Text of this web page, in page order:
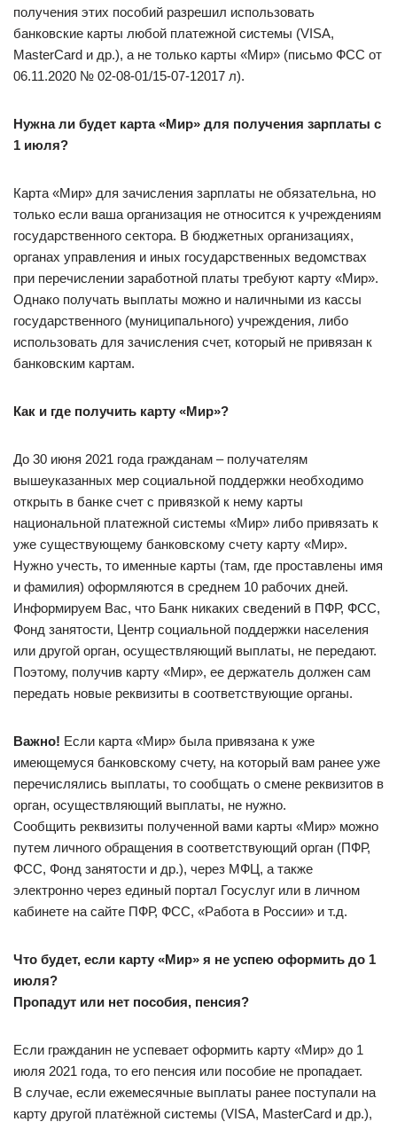
получения этих пособий разрешил использовать
банковские карты любой платежной системы (VISA,
MasterCard и др.), а не только карты «Мир» (письмо ФСС от
06.11.2020 № 02-08-01/15-07-12017 л).
Нужна ли будет карта «Мир» для получения зарплаты с
1 июля?
Карта «Мир» для зачисления зарплаты не обязательна, но
только если ваша организация не относится к учреждениям
государственного сектора. В бюджетных организациях,
органах управления и иных государственных ведомствах
при перечислении заработной платы требуют карту «Мир».
Однако получать выплаты можно и наличными из кассы
государственного (муниципального) учреждения, либо
использовать для зачисления счет, который не привязан к
банковским картам.
Как и где получить карту «Мир»?
До 30 июня 2021 года гражданам – получателям
вышеуказанных мер социальной поддержки необходимо
открыть в банке счет с привязкой к нему карты
национальной платежной системы «Мир» либо привязать к
уже существующему банковскому счету карту «Мир».
Нужно учесть, то именные карты (там, где проставлены имя
и фамилия) оформляются в среднем 10 рабочих дней.
Информируем Вас, что Банк никаких сведений в ПФР, ФСС,
Фонд занятости, Центр социальной поддержки населения
или другой орган, осуществляющий выплаты, не передают.
Поэтому, получив карту «Мир», ее держатель должен сам
передать новые реквизиты в соответствующие органы.
Важно! Если карта «Мир» была привязана к уже
имеющемуся банковскому счету, на который вам ранее уже
перечислялись выплаты, то сообщать о смене реквизитов в
орган, осуществляющий выплаты, не нужно.
Сообщить реквизиты полученной вами карты «Мир» можно
путем личного обращения в соответствующий орган (ПФР,
ФСС, Фонд занятости и др.), через МФЦ, а также
электронно через единый портал Госуслуг или в личном
кабинете на сайте ПФР, ФСС, «Работа в России» и т.д.
Что будет, если карту «Мир» я не успею оформить до 1
июля?
Пропадут или нет пособия, пенсия?
Если гражданин не успевает оформить карту «Мир» до 1
июля 2021 года, то его пенсия или пособие не пропадает.
В случае, если ежемесячные выплаты ранее поступали на
карту другой платёжной системы (VISA, MasterCard и др.),